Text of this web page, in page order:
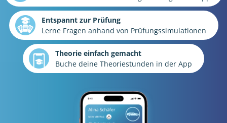
Entspannt zur Prüfung
Lerne Fragen anhand von Prüfungssimulationen
Theorie einfach gemacht
Buche deine Theoriestunden in der App